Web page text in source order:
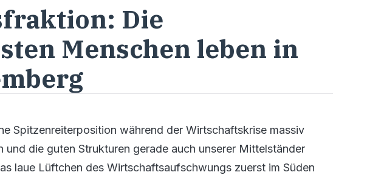
Die
Menschen leben in
Spitzenreiterposition während der Wirtschaftskrise massiv
und die guten Strukturen gerade auch unserer Mittelständer
laue Lüftchen des Wirtschaftsaufschwungs zuerst im Süden